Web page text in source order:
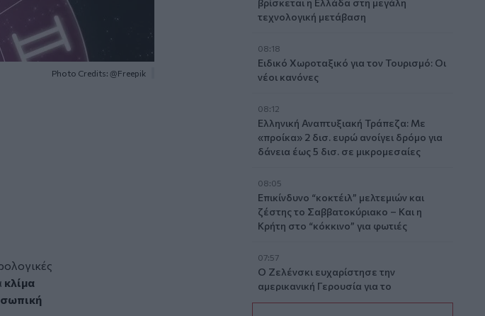
Photo Credits: @Freepik
κλίμα
τεχνολογική μετάβαση
08:18
Ειδικό Χωροταξικό για τον Τουρισμό: Οι
νέοι κανόνες
08:12
Ελληνική Αναπτυξιακή Τράπεζα: Με
«προίκα» 2 δισ. ευρώ ανοίγει δρόμο για
δάνεια έως 5 δισ. σε μικρομεσαίες
08:05
Επικίνδυνο “κοκτέιλ” μελτεμιών και
ζέστης το Σαββατοκύριακο – Και η
Κρήτη στο “κόκκινο” για φωτιές
07:57
Ο Ζελένσκι ευχαρίστησε την
αμερικανική Γερουσία για το
νομοσχέδιο επιβολής κυρώσεων στη